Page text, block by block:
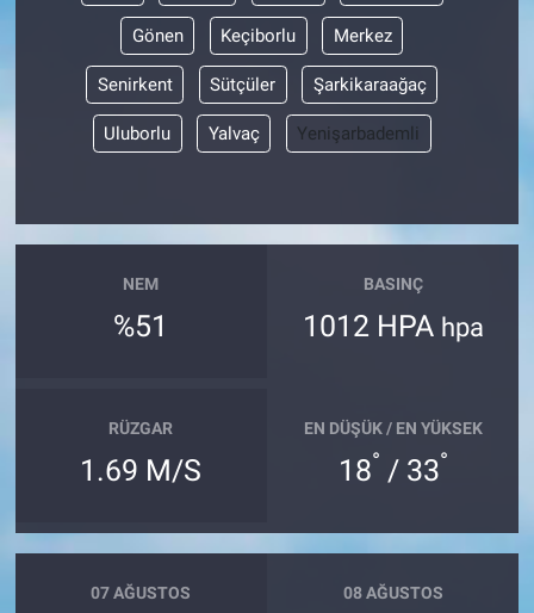
Gönen Keçiborlu Merkez
Senirkent Sütçüler Şarkikaraağaç
Uluborlu Yalvaç Yenişarbademli
NEM
%51
BASINÇ
1012 HPA hpa
RÜZGAR
1.69 M/S
EN DÜŞÜK / EN YÜKSEK
18° / 33°
07 AĞUSTOS 08 AĞUSTOS